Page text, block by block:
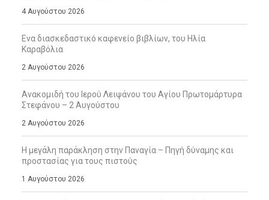
4 Αυγούστου 2026
Ενα διασκεδαστικό καφενείο βιβλίων, του Ηλία
Καραβόλια
2 Αυγούστου 2026
Ανακομιδή του Ιερού Λειψάνου του Αγίου Πρωτομάρτυρα
Στεφάνου – 2 Αυγούστου
2 Αυγούστου 2026
Η μεγάλη παράκληση στην Παναγία – Πηγή δύναμης και
προστασίας για τους πιστούς
1 Αυγούστου 2026